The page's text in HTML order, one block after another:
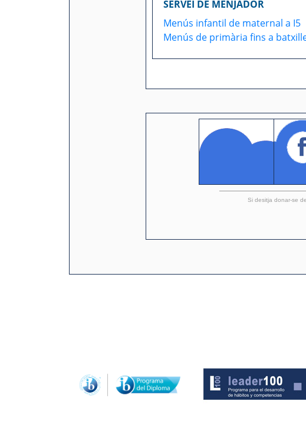
SERVEI DE MENJADOR
Menús infantil de maternal a I5
Menús de primària fins a
Si desitja donar-se